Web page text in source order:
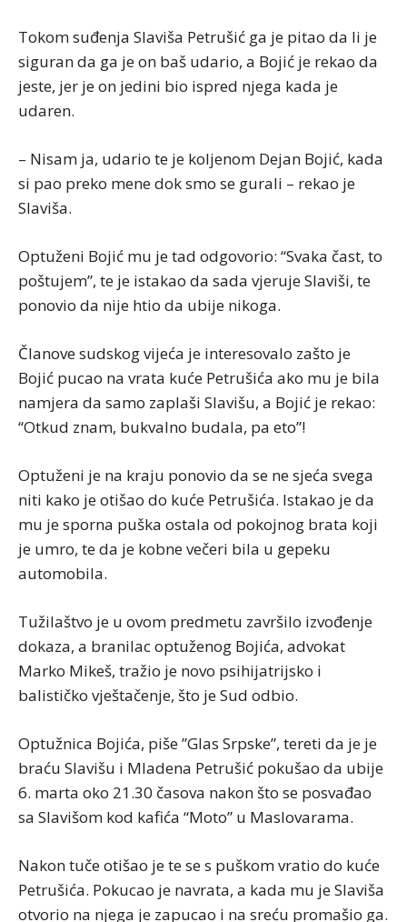
Tokom suđenja Slaviša Petrušić ga je pitao da li je
siguran da ga je on baš udario, a Bojić je rekao da
jeste, jer je on jedini bio ispred njega kada je
udaren.
– Nisam ja, udario te je koljenom Dejan Bojić, kada
si pao preko mene dok smo se gurali – rekao je
Slaviša.
Optuženi Bojić mu je tad odgovorio: “Svaka čast, to
poštujem”, te je istakao da sada vjeruje Slaviši, te
ponovio da nije htio da ubije nikoga.
Članove sudskog vijeća je interesovalo zašto je
Bojić pucao na vrata kuće Petrušića ako mu je bila
namjera da samo zaplaši Slavišu, a Bojić je rekao:
“Otkud znam, bukvalno budala, pa eto”!
Optuženi je na kraju ponovio da se ne sjeća svega
niti kako je otišao do kuće Petrušića. Istakao je da
mu je sporna puška ostala od pokojnog brata koji
je umro, te da je kobne večeri bila u gepeku
automobila.
Tužilaštvo je u ovom predmetu završilo izvođenje
dokaza, a branilac optuženog Bojića, advokat
Marko Mikeš, tražio je novo psihijatrijsko i
balističko vještačenje, što je Sud odbio.
Optužnica Bojića, piše ”Glas Srpske”, tereti da je je
braću Slavišu i Mladena Petrušić pokušao da ubije
6. marta oko 21.30 časova nakon što se posvađao
sa Slavišom kod kafića “Moto” u Maslovarama.
Nakon tuče otišao je te se s puškom vratio do kuće
Petrušića. Pokucao je navrata, a kada mu je Slaviša
otvorio na njega je zapucao i na sreću promašio ga.